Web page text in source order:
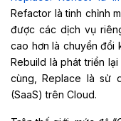
Refactor là tinh chỉnh
được các dịch vụ
cao hơn là chuyển đổi
Rebuild là phát triển
cùng, Replace là sử
(SaaS) trên Cloud.